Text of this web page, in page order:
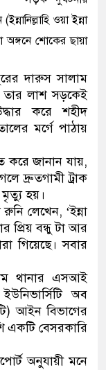
ইমনের কাছে
পিস্তল, ম্যাগাজিন
চার শিশু আটক
প্রস্তুতিকালে দুইজনকে
ওয়া ইন্না
অঙ্গনে শোকের ছায়া
দারুস সালাম
তার লাশ সড়কেই
করে শহীদ
মর্গে পাঠায়
করে জানান যায়,
দ্রুতগামী ট্রাক
হয়।
লেখেন, ‘ইন্না
প্রিয় বন্ধু টা আর
গিয়েছে। সবার
থানার এসআই
অব
আইন বিভাগের
একটি বেসরকারি
অনুযায়ী মনে